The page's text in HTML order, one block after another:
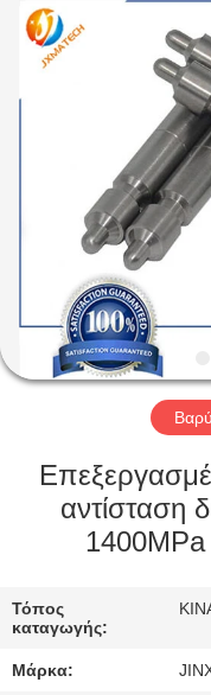
ΠΡΟΪΌΝΤΑ
ΠΕΡΊΠΟΥ
ΕΜΕΊΣ
ΓΎΡΟΣ
ΜΑΣ
ΕΛΆΤΕ
ΕΠΑΦΉ
ΜΕ
Rights
Reserved.
Developed
ECER
αντίσταση
1400MPa
Τόπος
καταγωγής:
Μάρκα: